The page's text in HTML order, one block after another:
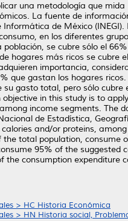
una metodología que
La fuente de
de México
en los diferentes
se cubre sólo el
hogares más ricos se cubre
importancia,
que gastan los hogares
gasto total, pero sólo
in this study is to
income segments. The
de Estadística,
and/or proteins,
total population,
95% of the
consumption expenditure
> HC Historia Económica
> HN Historia social,